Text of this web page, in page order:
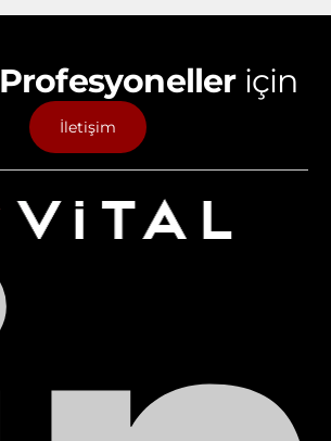
Profesyonelleriçin
İletişim